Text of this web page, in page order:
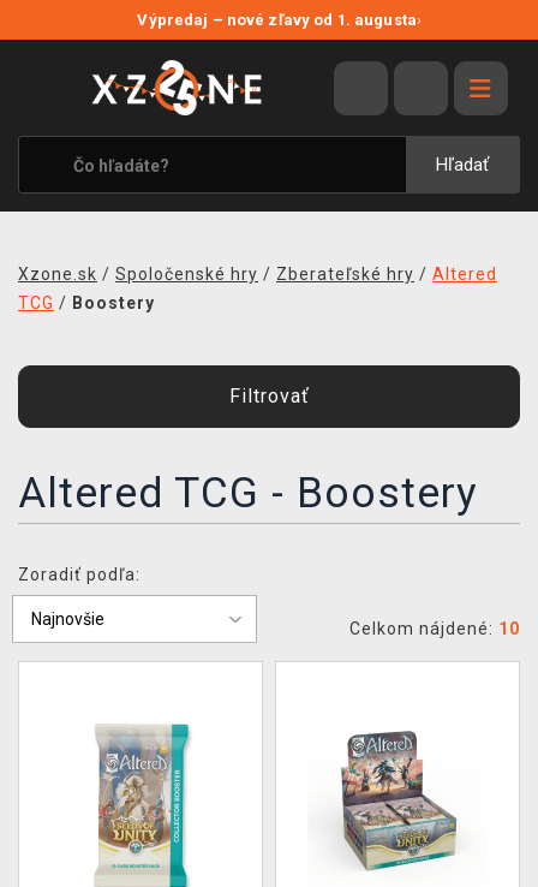
Výpredaj – nové zľavy od 1. augusta›
Hľadať
VÝPREDAJ
VIDEOHRY
XZONE ORIGINALS
TEMATIKY
MERCHANDISE
DOPRAVA
XZONE KLUB
Xzone.sk / Spoločenské hry / Zberateľské hry / Altered
TCG / Boostery
Filtrovať
Altered TCG - Boostery
Zoradiť podľa:
Celkom nájdené: 10